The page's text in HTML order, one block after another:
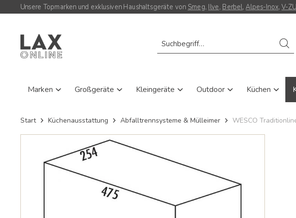
Unsere Topmarken und exklusiven Haushaltsgeräte von Smeg, Ilve, Berbel,Alpes-Inox,V-
Marken Großgeräte Kleingeräte Outdoor Küchen
Start Küchenausstattung Abfalltrennsysteme & Mülleimer WESCO